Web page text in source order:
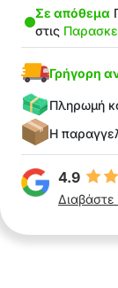
Σε απόθεμα
στις
Γρήγορη
Πληρωμή
Η
4.9
Διαβάστε